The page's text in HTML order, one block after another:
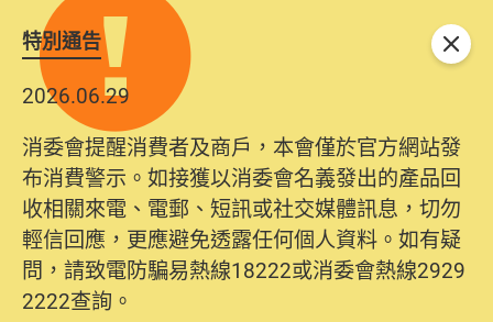
特別通告
2026.06.29
消委會提醒消費者及商戶，本會僅於官方網站發
布消費警示。如接獲以消委會名義發出的產品回
收相關來電、電郵、短訊或社交媒體訊息，切勿
輕信回應，更應避免透露任何個人資料。如有疑
問，請致電防騙易熱線18222或消委會熱線2929
2222查詢。
關閉